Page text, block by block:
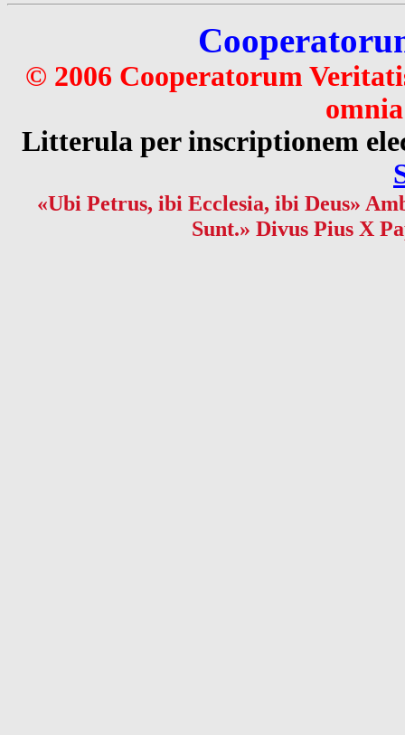
© 2006 Cooperatorum
Litterula per inscriptionem
«Ubi Petrus, ibi Ecclesia, ibi Deus»
Sunt.» Divus Pius X